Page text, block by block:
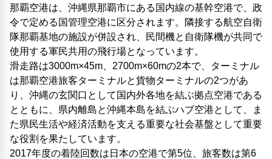
那覇空港は、沖縄県那覇市にある国内線の基幹空港で、政
令で定める国管理空港に区分されます。隣接する航空自衛
隊那覇基地の施設が併設され、民間機と自衛隊機が共同で
使用する軍民共用の飛行場となっています。
滑走路は3000m×45m、2700m×60mの2本で、ターミナル
は那覇空港旅客ターミナルと貨物ターミナルの2つがあ
り、沖縄の玄関口として国内外各地を結ぶ拠点空港である
とともに、県内離島と沖縄本島を結ぶハブ空港として、ま
た県民生活や経済活動を支える重要な社会基盤として重要
な役割を果たしています。
2017年度の着陸回数は日本の空港で第5位、旅客数は第6